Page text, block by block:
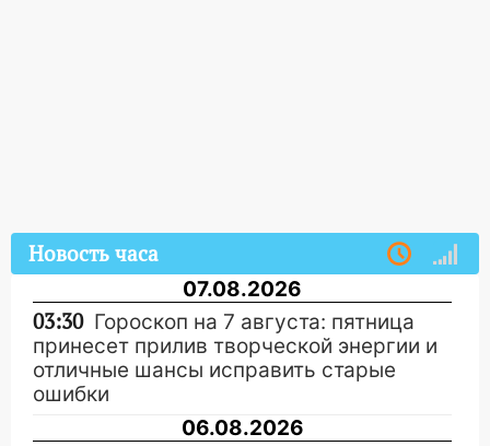
Новость часа
07.08.2026
03:30 Гороскоп на 7 августа: пятница
принесет прилив творческой энергии и
отличные шансы исправить старые
ошибки
06.08.2026